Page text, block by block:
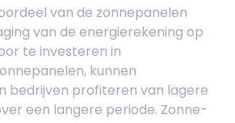
van de zonnepanelen
van de energierekening op
te investeren in
kunnen
bedrijven profiteren van lagere
een langere periode. Zonne-